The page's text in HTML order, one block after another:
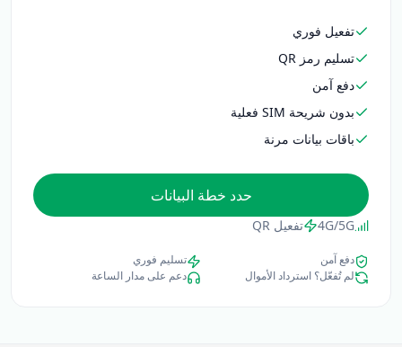
تفعيل فوري
تسليم رمز QR
دفع آمن
بدون شريحة SIM فعلية
باقات بيانات مرنة
حدد خطة البيانات
4G/5G تفعيل QR
دفع آمن
تسليم فوري
لم تُفعّل؟ استرداد الأموال
دعم على مدار الساعة